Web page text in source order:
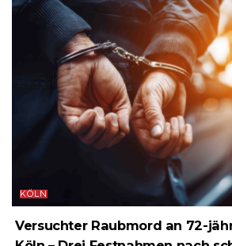
KÖLN
Versuchter Raubmord an 72-